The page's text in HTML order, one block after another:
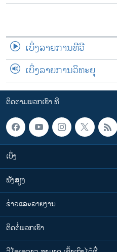
ເບິ່ງລາຍການທີວີ
ເບິ່ງລາຍການວິທະຍຸ
ຕິດຕາມພວກເຮົາ ທີ່
ເບິ່ງ
ຟັງສຽງ
ຂ່າວແລະລາຍງານ
ຕິດຕໍ່ພວກເຮົາ